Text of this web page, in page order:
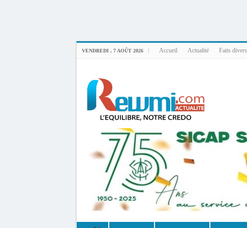
VENDREDI , 7 AOÛT 2026 Accueil Actualité Faits divers